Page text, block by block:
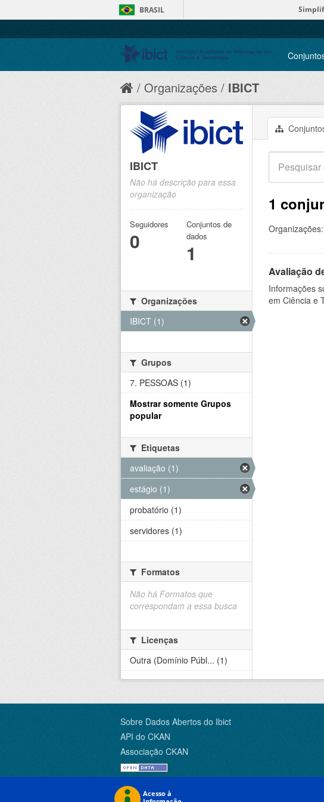
BRASIL
Organizações IBICT
1
Organizações:
Avaliação
Informações
em Ciência e
IBICT
Não há descrição para essa
organização
Seguidores
0
Conjuntos de
dados
1
Organizações
IBICT (1)
Grupos
7. PESSOAS (1)
Mostrar somente Grupos
popular
Etiquetas
avaliação (1)
estágio (1)
probatório (1)
servidores (1)
Formatos
Não há Formatos que
correspondam a essa busca
Licenças
Outra (Domínio Públ... (1)
Sobre Dados Abertos do Ibict
API do CKAN
Associação CKAN